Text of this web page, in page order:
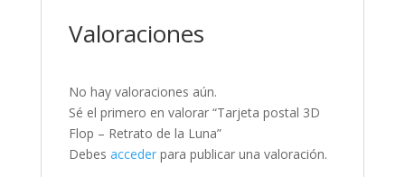
Valoraciones
No hay valoraciones aún.
Sé el primero en valorar “Tarjeta postal 3D
Flop – Retrato de la Luna”
Debes accederpara publicar una valoración.